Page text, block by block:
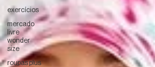
exercícios
mercado
livre
wonder
size
roupas plus